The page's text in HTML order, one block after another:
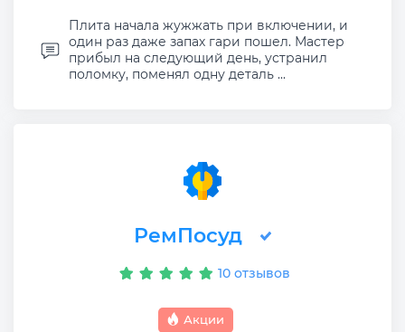
Плита начала жужжать при включении, и
один раз даже запах гари пошел. Мастер
прибыл на следующий день, устранил
поломку, поменял одну деталь ...
РемПосуд
10 отзывов
Акции